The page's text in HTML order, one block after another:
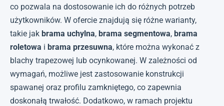
co pozwala na dostosowanie ich do różnych potrzeb
użytkowników. W ofercie znajdują się różne warianty,
takie jak brama uchylna, brama segmentowa, brama
roletowa i brama przesuwna, które można wykonać z
blachy trapezowej lub ocynkowanej. W zależności od
wymagań, możliwe jest zastosowanie konstrukcji
spawanej oraz profilu zamkniętego, co zapewnia
doskonałą trwałość. Dodatkowo, w ramach projektu